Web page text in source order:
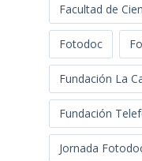
Facultad de
Fotodoc
Fundación La
Fundación
Jornada